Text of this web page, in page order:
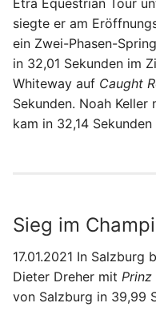
siegte er am
ein Zwei-Phasen-
in 32,01 Sekunden im
Whiteway auf Caught
Sekunden. Noah Keller
kam in 32,14
Sieg im
17.01.2021 In
Dieter Dreher mit Prinz
von Salzburg in 39,99